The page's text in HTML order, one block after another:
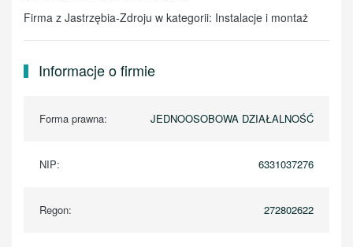
Firma z Jastrzębia-Zdroju w kategorii: Instalacje i montaż
Informacje o firmie
Forma prawna: JEDNOOSOBOWA DZIAŁALNOŚĆ
NIP: 6331037276
Regon: 272802622